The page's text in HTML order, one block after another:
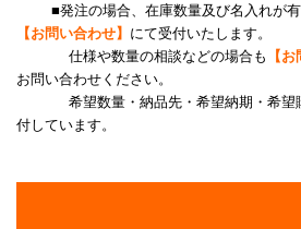
■発注の場合、在庫数量及び名入れが有
【お問い合わせ】 にて受付いたします。
仕様や数量の相談などの場合も
【
お問い合わせください。
希望数量・納品先・希望納期・希望購
付しています。